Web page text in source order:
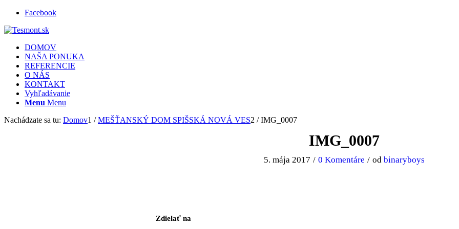
Facebook
DOMOV
NAŠA PONUKA
REFERENCIE
O NÁS
KONTAKT
Vyhľadávanie
Menu Menu
Nachádzate sa tu: Domov1 / MEŠŤANSKÝ DOM SPIŠSKÁ NOVÁ VES2 / IMG_0007
IMG_0007
5. mája 2017 / 0 Komentáre / od binaryboys
Zdielať na